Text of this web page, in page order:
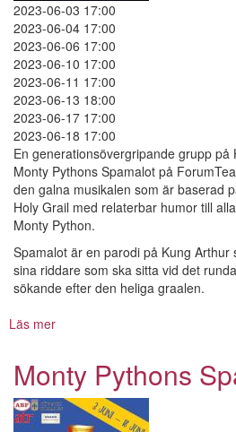
2023-06-03 17:00
2023-06-04 17:00
2023-06-06 17:00
2023-06-10 17:00
2023-06-11 17:00
2023-06-13 18:00
2023-06-17 17:00
2023-06-18 17:00
En generationsövergripande grupp
Monty Pythons Spamalot på
den galna musikalen som är baserad
Holy Grail med relaterbar humor till
Monty Python.
Spamalot är en parodi på Kung
sina riddare som ska sitta vid det
sökande efter den heliga graalen.
Läs mer
Spamalot
Monty Pythons